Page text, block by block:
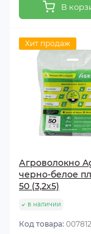
В
Хит продаж
Агроволокно
черно-белое
50 (3,2х5)
в наличии
Код товара: 007812